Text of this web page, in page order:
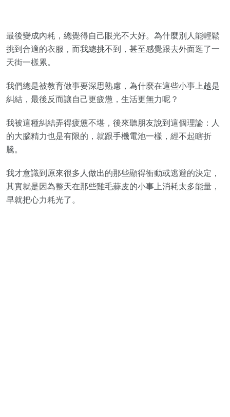
最後變成內耗，總覺得自己眼光不大好。為什麼別人能輕鬆
挑到合適的衣服，而我總挑不到，甚至感覺跟去外面逛了一
天街一樣累。
我們總是被教育做事要深思熟慮，為什麼在這些小事上越是
糾結，最後反而讓自己更疲憊，生活更無力呢？
我被這種糾結弄得疲憊不堪，後來聽朋友說到這個理論：人
的大腦精力也是有限的，就跟手機電池一樣，經不起瞎折
騰。
我才意識到原來很多人做出的那些顯得衝動或逃避的決定，
其實就是因為整天在那些雞毛蒜皮的小事上消耗太多能量，
早就把心力耗光了。